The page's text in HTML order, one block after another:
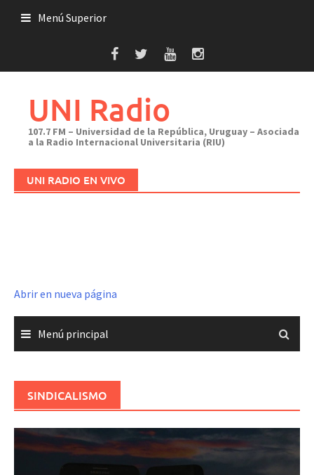
Menú Superior
UNI Radio
107.7 FM – Universidad de la República, Uruguay – Asociada
a la Radio Internacional Universitaria (RIU)
UNI RADIO EN VIVO
Abrir en nueva página
Menú principal
SINDICALISMO